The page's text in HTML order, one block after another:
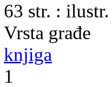
63 str. :
Vrsta građe
knjiga
1